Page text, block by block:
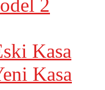
2
Kasa
Kasa